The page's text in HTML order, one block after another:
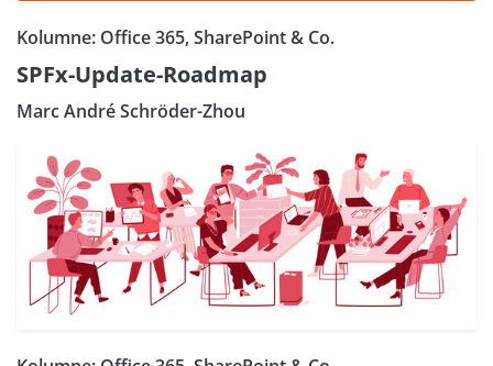
Kolumne: Office 365, SharePoint & Co.
SPFx-Update-Roadmap
Marc André Schröder-Zhou